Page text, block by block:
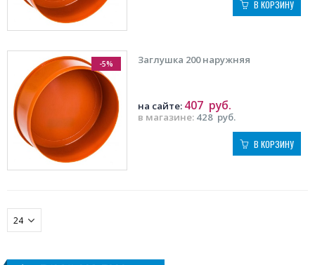
В КОРЗИНУ
-5% Заглушка 200 наружняя
в магазине: 428 руб.
на сайте: 407 руб.
В КОРЗИНУ